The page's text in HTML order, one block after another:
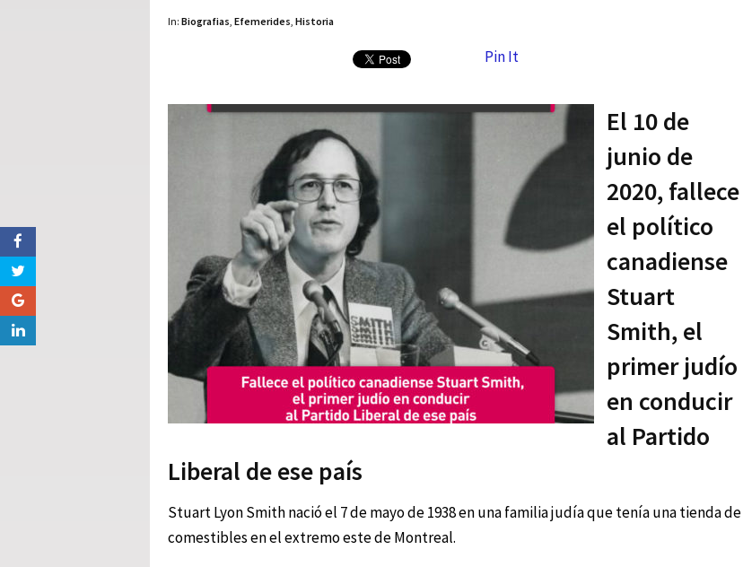
In: Biografias, Efemerides, Historia
Pin It
El 10 de
junio de
2020, fallece
el político
canadiense
Stuart
Smith, el
primer judío
en conducir
al Partido
Liberal de ese país
Stuart Lyon Smith nació el 7 de mayo de 1938 en una familia judía que tenía una tienda de
comestibles en el extremo este de Montreal.